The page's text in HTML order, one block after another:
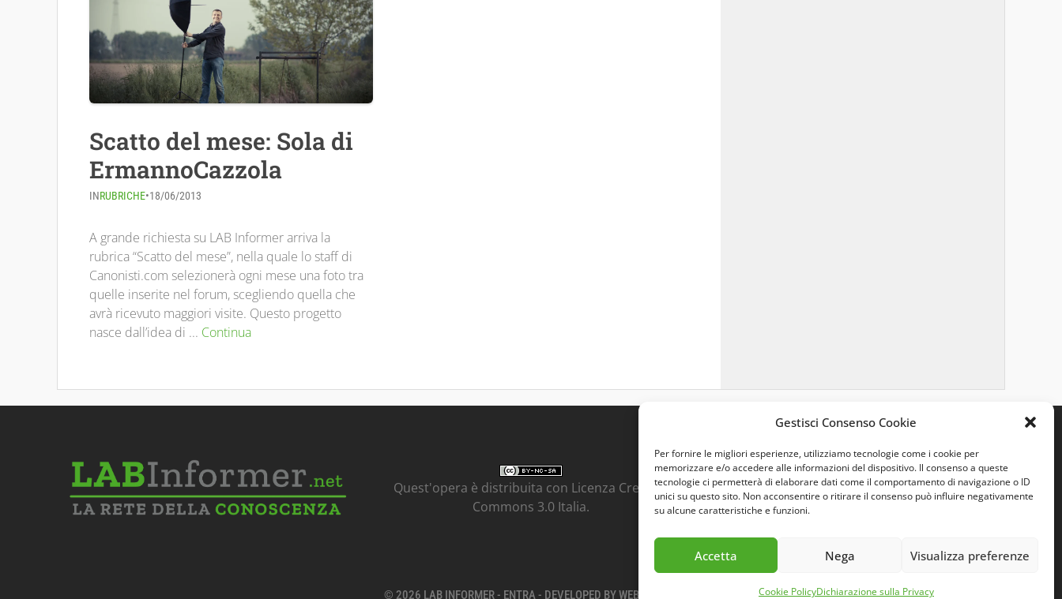
Gestisci Consenso Cookie
Per fornire le migliori esperienze, utilizziamo tecnologie come i cookie per
memorizzare e/o accedere alle informazioni del dispositivo. Il consenso a queste
tecnologie ci permetterà di elaborare dati come il comportamento di navigazione o ID
unici su questo sito. Non acconsentire o ritirare il consenso può influire negativamente
su alcune caratteristiche e funzioni.
Accetta Nega Visualizza preferenze
Cookie PolicyDichiarazione sulla Privacy
Scatto del mese: Sola di
ErmannoCazzola
INRUBRICHE•18/06/2013
A grande richiesta su LAB Informer arriva la
rubrica “Scatto del mese”, nella quale lo staff di
Canonisti.com selezionerà ogni mese una foto tra
quelle inserite nel forum, scegliendo quella che
avrà ricevuto maggiori visite. Questo progetto
nasce dall’idea di ... Continua
Quest'opera è distribuita con Licenza Creative
Commons 3.0 Italia.
© 2026 LAB INFORMER - ENTRA- DEVELOPED BYWEB GENIUS